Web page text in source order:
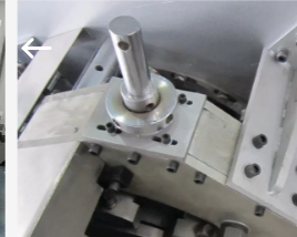
घर
उत्पादों
Machinery
Co.,
Ltd.
All
Rights
Reserved.